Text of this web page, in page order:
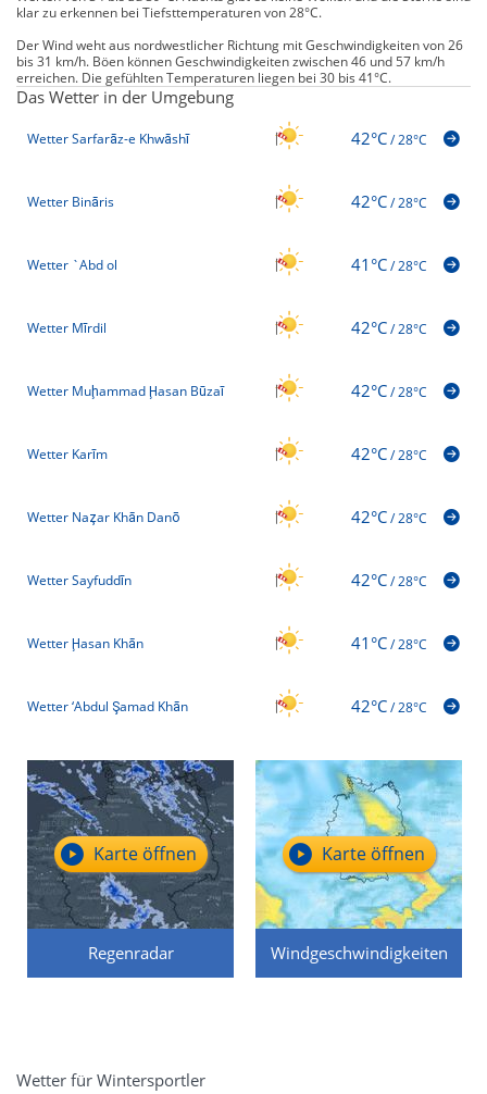
klar zu erkennen bei Tiefsttemperaturen von 28°C.
Der Wind weht aus nordwestlicher Richtung mit Geschwindigkeiten von 26
bis 31 km/h. Böen können Geschwindigkeiten zwischen 46 und 57 km/h
erreichen. Die gefühlten Temperaturen liegen bei 30 bis 41°C.
Das Wetter in der Umgebung
Wetter Sarfarāz-e Khwāshī 42°C/28°C
Wetter Bināris 42°C/28°C
Wetter `Abd ol 41°C/28°C
Wetter Mīrdil 42°C/28°C
Wetter Muḩammad Ḩasan Būzaī 42°C/28°C
Wetter Karīm 42°C/28°C
Wetter Naz̧ar Khān Danō 42°C/28°C
Wetter Sayfuddīn 42°C/28°C
Wetter Ḩasan Khān 41°C/28°C
Wetter ‘Abdul Şamad Khān 42°C/28°C
Regenradar
Karte öffnen
Windgeschwindigkeiten
Karte öffnen
Wetter für Wintersportler